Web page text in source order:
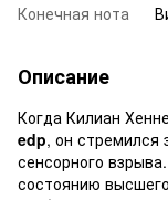
Конечная нота
Описание
Когда Килиан
edp, он стремился
сенсорного
состоянию